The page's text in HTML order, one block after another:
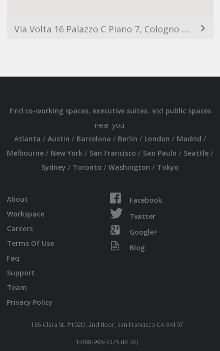
Via Volta 16 Palazzo C Piano 7, Cologno Monzese, 20093 Milan MI, Italy
Find co-working spaces, executive suites, and public spaces
near you:
Atlanta / Austin / Barcelona / Berlin / London / Madrid /
Melbourne/ New York/ San Francisco / Sao Paulo / Seattle/
Sydney / Toronto / Washington / Tokyo
About
Workspace
Careers
Terms Of Use
Faq
Support
Team
Privacy Policy
Facebook
Twitter
Google+
Blog
185 Clara St. #102D, 2nd floor, San Francisco CA 94107
1-888-998-3375 (DESK)